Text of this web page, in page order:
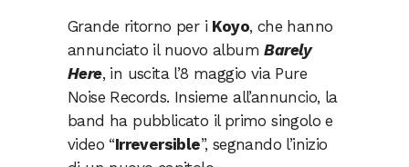
Grande ritorno per i Koyo, che hanno
annunciato il nuovo albumBarely
Here, in uscita l’8 maggio via Pure
Noise Records. Insieme all’annuncio, la
band ha pubblicato il primo singolo e
video “Irreversible”, segnando l’inizio